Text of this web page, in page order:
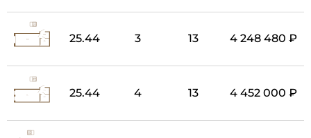
25.44 3 13 4 248 480 ₽
25.44 4 13 4 452 000 ₽